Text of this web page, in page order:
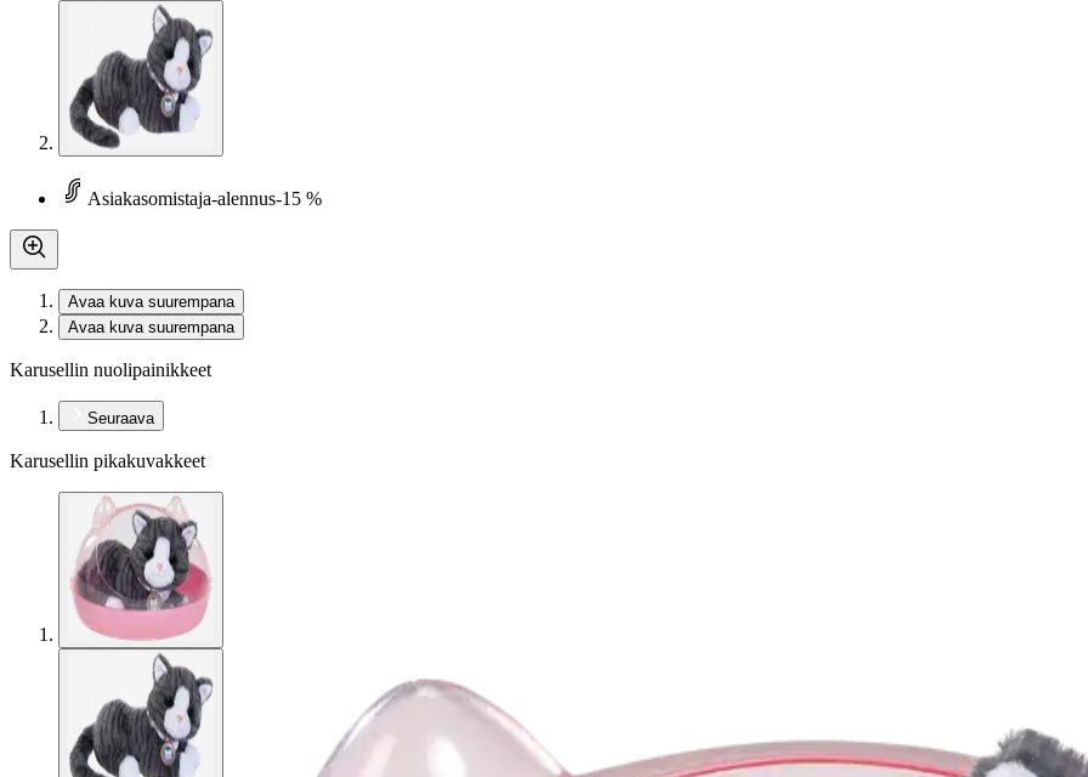
Asiakasomistaja-alennus-15 %
Avaa kuva suurempana
Avaa kuva suurempana
Karusellin nuolipainikkeet
Seuraava
Karusellin pikakuvakkeet